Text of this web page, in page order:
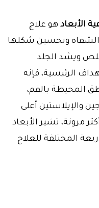
الأبعاد هو علاج
الشفاه وتحسين شكلها
ويشد الجلد
الرئيسية، فإنه
المحيطة بالفم،
والإيلاستين أعلى
مرونة، تشير الأبعاد
المختلفة للعلاج